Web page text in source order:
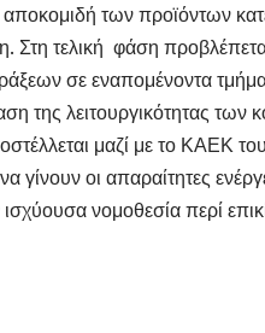
των προϊόντων
Στη τελική φάση
σε εναπομένοντα
της λειτουργικότητας των
μαζί με το ΚΑΕΚ
γίνουν οι απαραίτητες
νομοθεσία περί